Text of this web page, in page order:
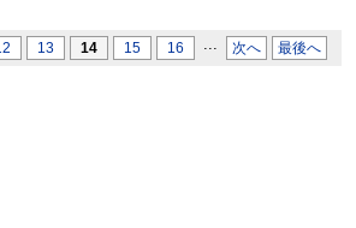
13 14 15 16 ... 次へ 最後へ